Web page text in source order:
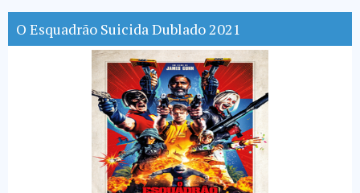
O Esquadrão Suicida Dublado 2021